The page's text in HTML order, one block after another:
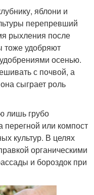
яблони и
перепревший
рыхления после
тоже удобряют
осенью.
с почвой, а
сыграет роль
лишь грубо
перегной или компост
культур. В целях
органическими
и бороздок при